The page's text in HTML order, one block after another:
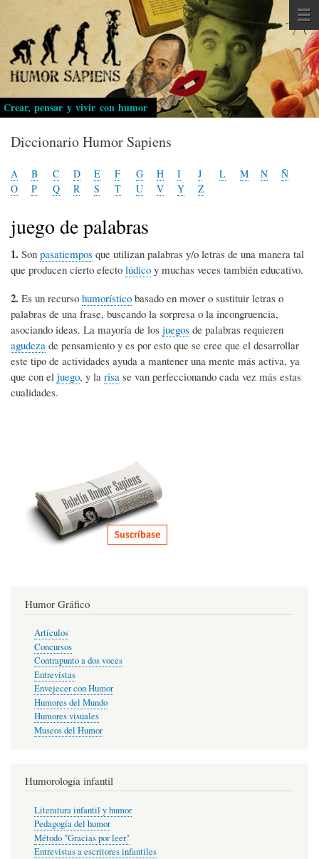
Pasar
al
contenido
principal
Crear, pensar y vivir con humor
Diccionario Humor Sapiens
A B C D E F G H I J L M N
Ñ
O
P Q R S T U V Y Z
juego de palabras
1. Son pasatiempos que utilizan palabras y/o letras de una manera tal
que producen cierto efecto lúdico y muchas veces también educativo.
2. Es un recurso humorístico basado en mover o sustituir letras o
palabras de una frase, buscando la sorpresa o la incongruencia,
asociando ideas. ​La mayoría de los juegos de palabras requieren
agudeza de pensamiento y es por esto que se cree que el desarrollar
este tipo de actividades ayuda a mantener una mente más activa, ya
que con el juego, y la risa se van perfeccionando cada vez más estas
cualidades.
Humor Gráfico
Artículos
Concursos
Contrapunto a dos voces
Entrevistas
Envejecer con Humor
Humores del Mundo
Humores visuales
Museos del Humor
Humorología infantil
Literatura infantil y humor
Pedagogía del humor
Método "Gracias por leer"
Entrevistas a escritores infantiles